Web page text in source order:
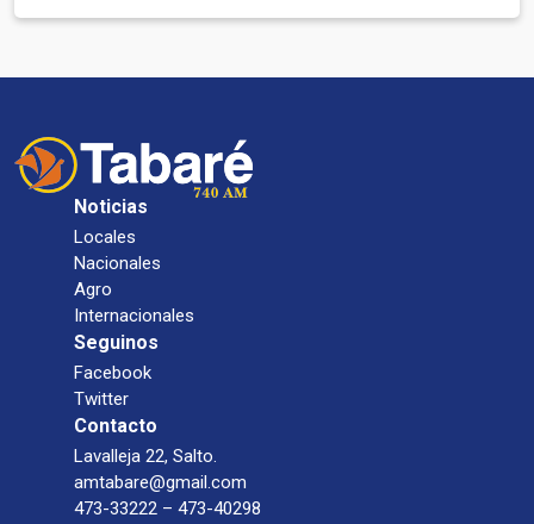
Noticias
Locales
Nacionales
Agro
Internacionales
Seguinos
Facebook
Twitter
Contacto
Lavalleja 22, Salto.
amtabare@gmail.com
473-33222 – 473-40298